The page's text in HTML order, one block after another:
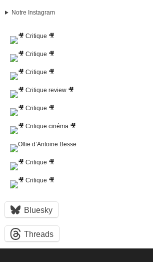
Notre Instagram
Bluesky
Threads